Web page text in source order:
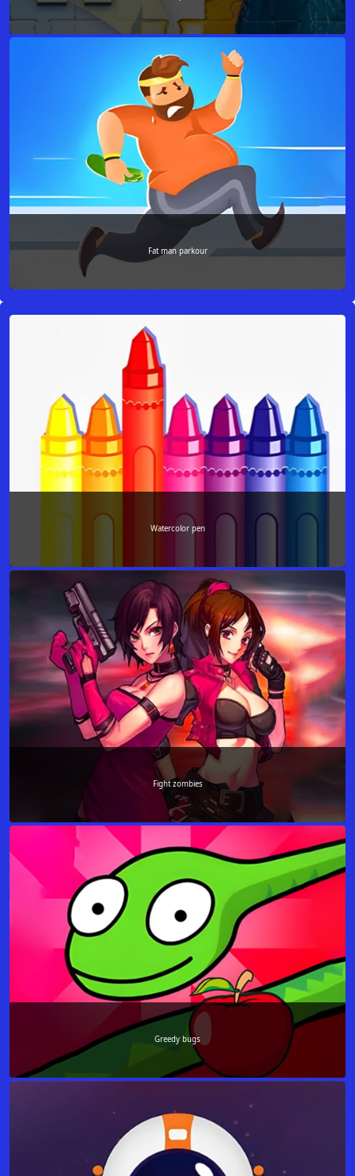
Fat man parkour
Watercolor pen
Fight zombies
Greedy bugs